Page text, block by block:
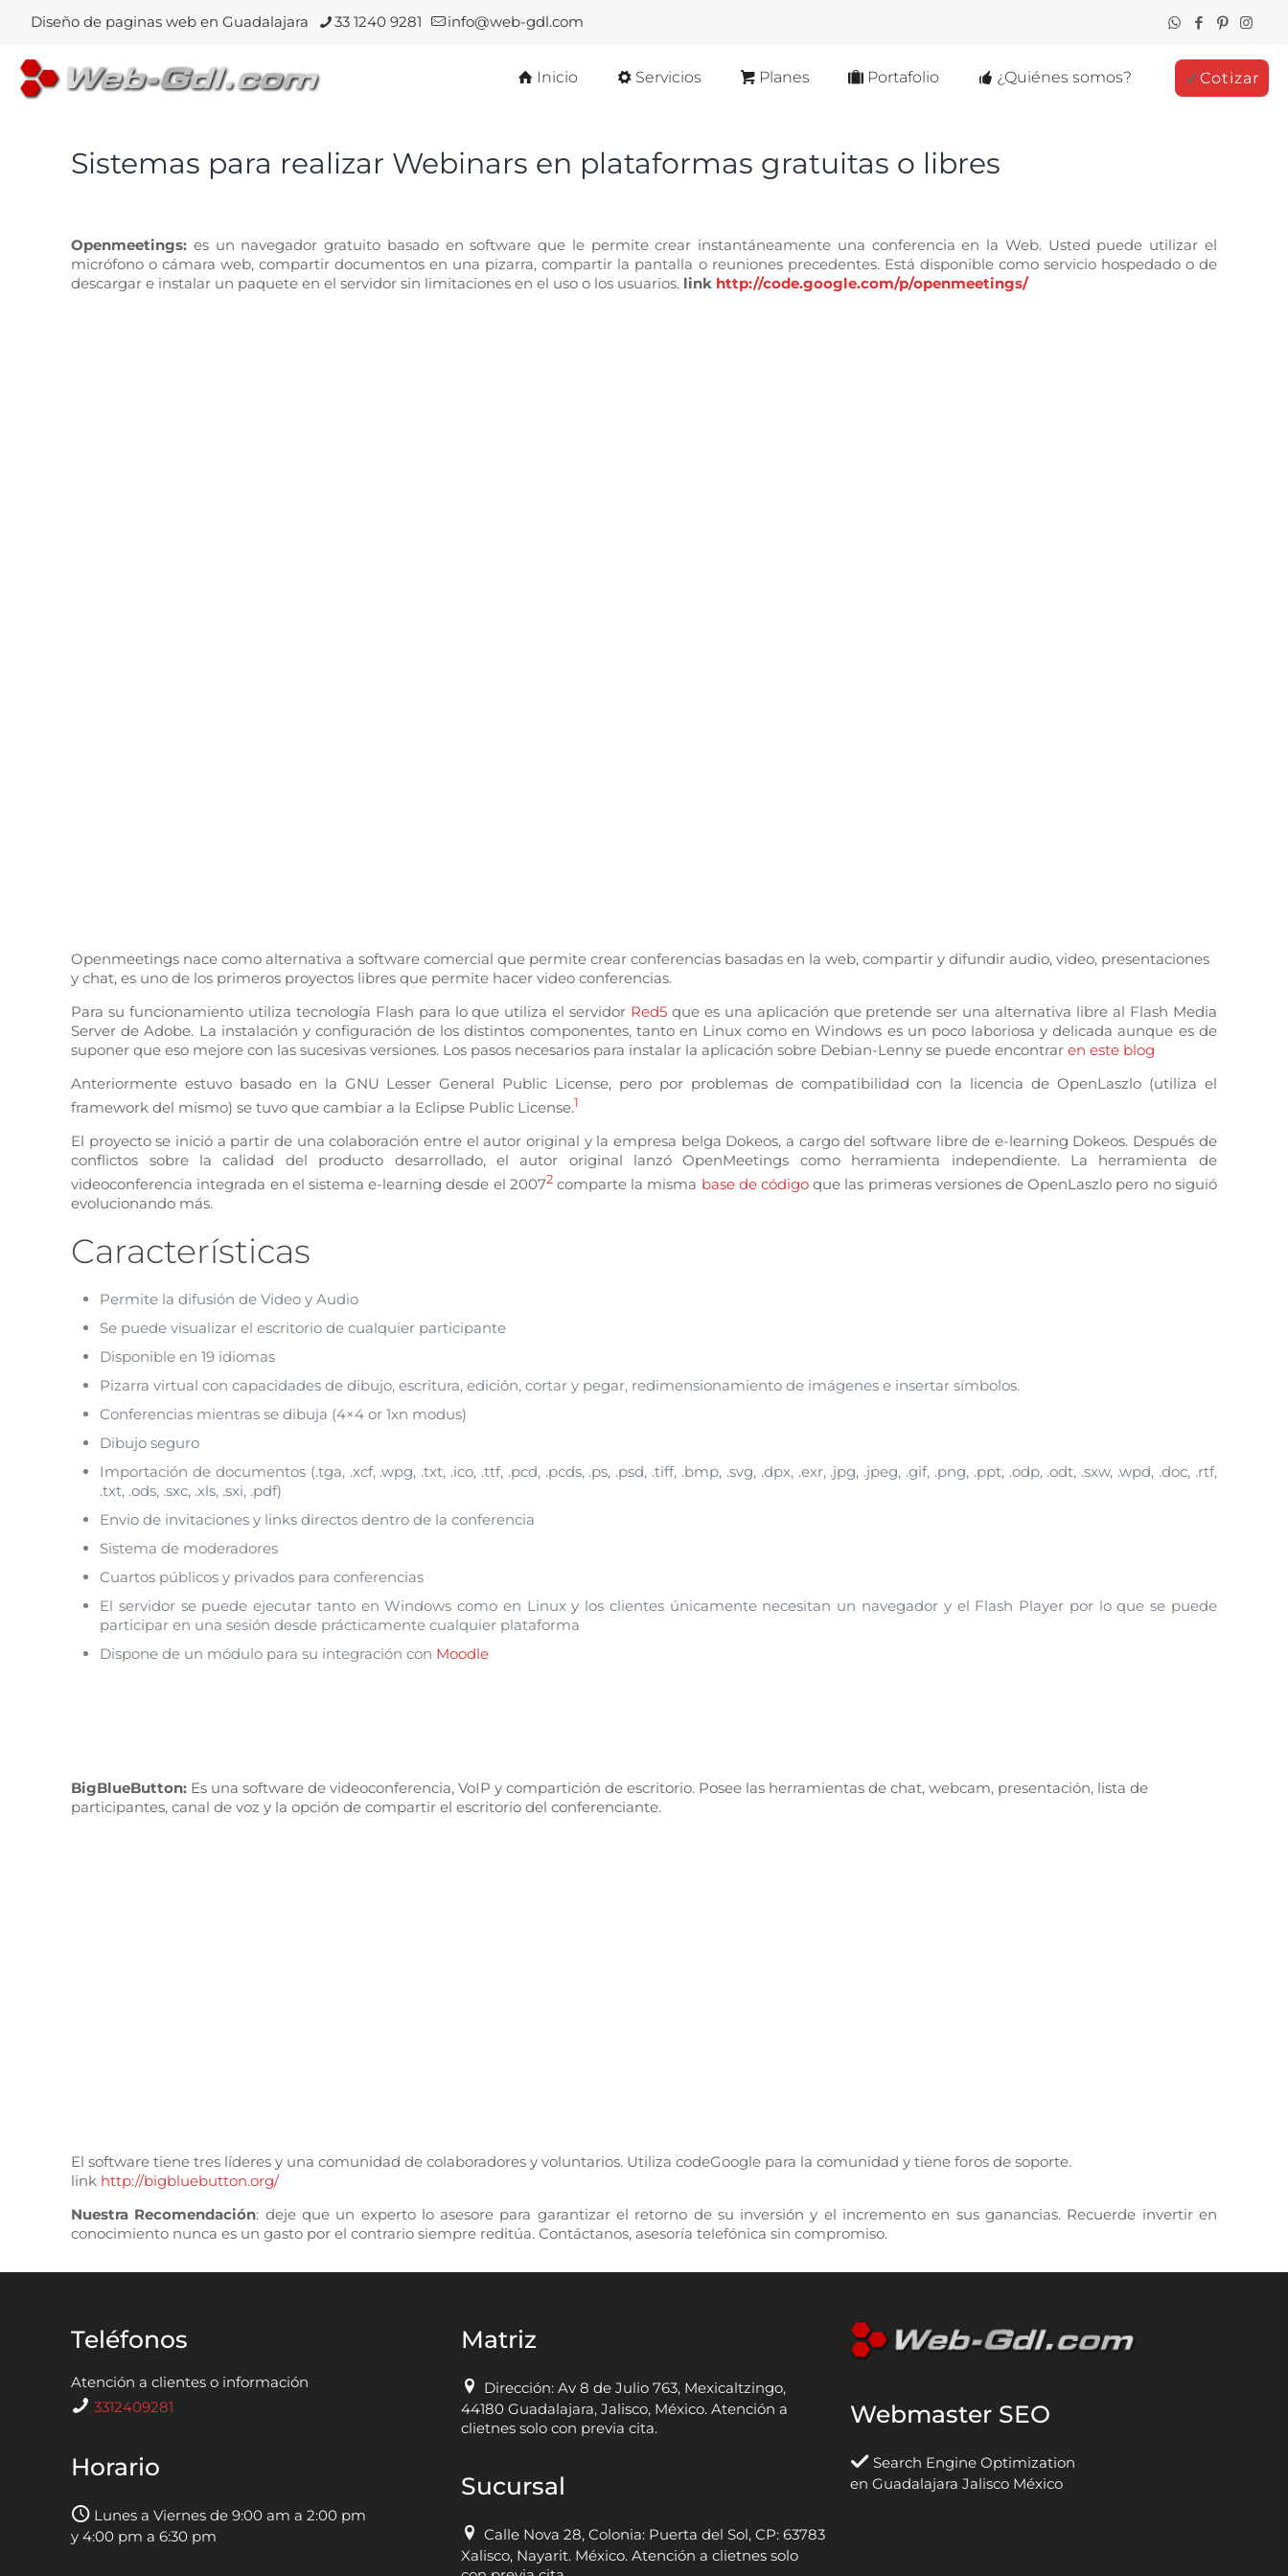
Diseño de paginas web en Guadalajara 33 1240 9281 info@web-gdl.com
Inicio Servicios Planes Portafolio ¿Quiénes somos? Cotizar
Sistemas para realizar Webinars en plataformas gratuitas o libres
Openmeetings: es un navegador gratuito basado en software que le permite crear instantáneamente una conferencia en la Web. Usted puede utilizar el
micrófono o cámara web, compartir documentos en una pizarra, compartir la pantalla o reuniones precedentes. Está disponible como servicio hospedado o de
descargar e instalar un paquete en el servidor sin limitaciones en el uso o los usuarios. link http://code.google.com/p/openmeetings/
Openmeetings nace como alternativa a software comercial que permite crear conferencias basadas en la web, compartir y difundir audio, video, presentaciones
y chat, es uno de los primeros proyectos libres que permite hacer video conferencias.
Para su funcionamiento utiliza tecnología Flash para lo que utiliza el servidor Red5 que es una aplicación que pretende ser una alternativa libre al Flash Media
Server de Adobe. La instalación y configuración de los distintos componentes, tanto en Linux como en Windows es un poco laboriosa y delicada aunque es de
suponer que eso mejore con las sucesivas versiones. Los pasos necesarios para instalar la aplicación sobre Debian-Lenny se puede encontraren este blog
Anteriormente estuvo basado en la GNU Lesser General Public License, pero por problemas de compatibilidad con la licencia de OpenLaszlo (utiliza el
framework del mismo) se tuvo que cambiar a la Eclipse Public License.1
El proyecto se inició a partir de una colaboración entre el autor original y la empresa belga Dokeos, a cargo del software libre de e-learning Dokeos. Después de
conflictos sobre la calidad del producto desarrollado, el autor original lanzó OpenMeetings como herramienta independiente. La herramienta de
videoconferencia integrada en el sistema e-learning desde el 20072comparte la misma base de código que las primeras versiones de OpenLaszlo pero no siguió
evolucionando más.
Características
Permite la difusión de Video y Audio
Se puede visualizar el escritorio de cualquier participante
Disponible en 19 idiomas
Pizarra virtual con capacidades de dibujo, escritura, edición, cortar y pegar, redimensionamiento de imágenes e insertar símbolos.
Conferencias mientras se dibuja (4×4 or 1xn modus)
Dibujo seguro
Importación de documentos (.tga, .xcf, .wpg, .txt, .ico, .ttf, .pcd, .pcds, .ps, .psd, .tiff, .bmp, .svg, .dpx, .exr, .jpg, .jpeg, .gif, .png, .ppt, .odp, .odt, .sxw, .wpd, .doc, .rtf,
.txt, .ods, .sxc, .xls, .sxi, .pdf)
Envio de invitaciones y links directos dentro de la conferencia
Sistema de moderadores
Cuartos públicos y privados para conferencias
El servidor se puede ejecutar tanto en Windows como en Linux y los clientes únicamente necesitan un navegador y el Flash Player por lo que se puede
participar en una sesión desde prácticamente cualquier plataforma
Dispone de un módulo para su integración con Moodle
BigBlueButton: Es una software de videoconferencia, VoIP y compartición de escritorio. Posee las herramientas de chat, webcam, presentación, lista de
participantes, canal de voz y la opción de compartir el escritorio del conferenciante.
El software tiene tres líderes y una comunidad de colaboradores y voluntarios. Utiliza codeGoogle para la comunidad y tiene foros de soporte.
link http://bigbluebutton.org/
Nuestra Recomendación: deje que un experto lo asesore para garantizar el retorno de su inversión y el incremento en sus ganancias. Recuerde invertir en
conocimiento nunca es un gasto por el contrario siempre reditúa. Contáctanos, asesoría telefónica sin compromiso.
Teléfonos
Atención a clientes o información
3312409281
Horario
Lunes a Viernes de 9:00 am a 2:00 pm
y 4:00 pm a 6:30 pm
Matriz
Dirección: Av 8 de Julio 763, Mexicaltzingo,
44180 Guadalajara, Jalisco, México. Atención a
clietnes solo con previa cita.
Sucursal
Calle Nova 28, Colonia: Puerta del Sol, CP: 63783
Xalisco, Nayarit. México. Atención a clietnes solo
Webmaster SEO
Search Engine Optimization
en Guadalajara Jalisco México